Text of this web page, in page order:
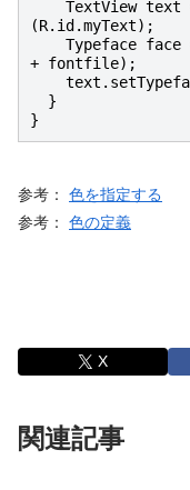
(R.id.myText);
+ fontfile);
}
参考： 色を指定する
参考： 色の定義
X
関連記事